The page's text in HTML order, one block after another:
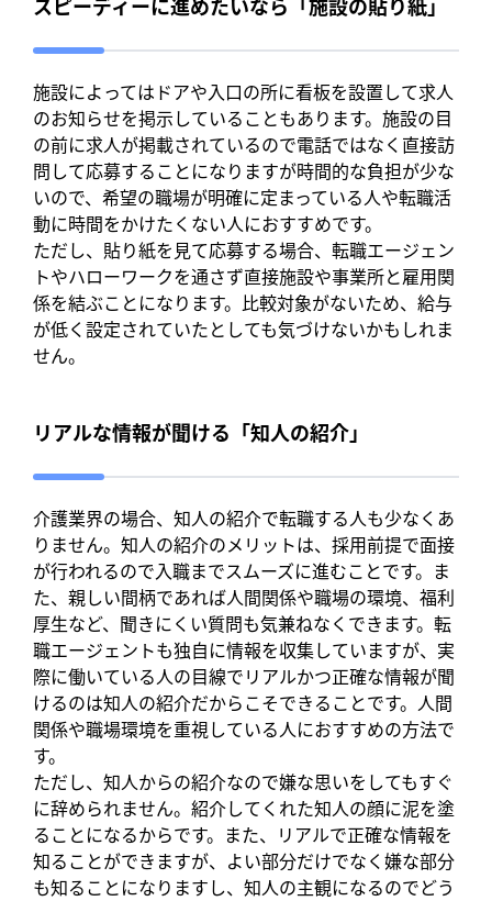
スピーディーに進めたいなら「施設の貼り紙」
施設によってはドアや入口の所に看板を設置して求人
のお知らせを掲示していることもあります。施設の目
の前に求人が掲載されているので電話ではなく直接訪
問して応募することになりますが時間的な負担が少な
いので、希望の職場が明確に定まっている人や転職活
動に時間をかけたくない人におすすめです。
ただし、貼り紙を見て応募する場合、転職エージェン
トやハローワークを通さず直接施設や事業所と雇用関
係を結ぶことになります。比較対象がないため、給与
が低く設定されていたとしても気づけないかもしれま
せん。
リアルな情報が聞ける「知人の紹介」
介護業界の場合、知人の紹介で転職する人も少なくあ
りません。知人の紹介のメリットは、採用前提で面接
が行われるので入職までスムーズに進むことです。ま
た、親しい間柄であれば人間関係や職場の環境、福利
厚生など、聞きにくい質問も気兼ねなくできます。転
職エージェントも独自に情報を収集していますが、実
際に働いている人の目線でリアルかつ正確な情報が聞
けるのは知人の紹介だからこそできることです。人間
関係や職場環境を重視している人におすすめの方法で
す。
ただし、知人からの紹介なので嫌な思いをしてもすぐ
に辞められません。紹介してくれた知人の顔に泥を塗
ることになるからです。また、リアルで正確な情報を
知ることができますが、よい部分だけでなく嫌な部分
も知ることになりますし、知人の主観になるのでどう